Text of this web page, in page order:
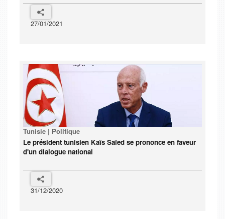
27/01/2021
Tunisie | Politique
Le président tunisien Kaïs Saïed se prononce en faveur
d'un dialogue national
31/12/2020